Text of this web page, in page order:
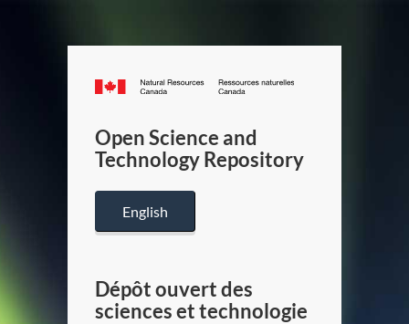
Canada.ca
/
Canada
Open Science and
Technology Repository
English
Dépôt ouvert des
sciences et technologie